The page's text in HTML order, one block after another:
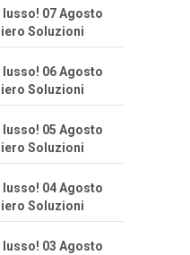
lusso! 07 Agosto
Soluzioni
lusso! 06 Agosto
Soluzioni
lusso! 05 Agosto
Soluzioni
lusso! 04 Agosto
Soluzioni
lusso! 03 Agosto